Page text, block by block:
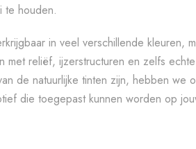
te houden.
in veel verschillende kleuren,
met reliëf, ijzerstructuren en zelfs
de natuurlijke tinten zijn, hebben we
die toegepast kunnen worden op